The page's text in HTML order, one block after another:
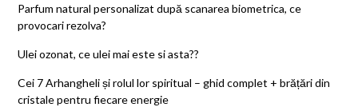
Parfum natural personalizat după scanarea biometrica, ce
provocari rezolva?
Ulei ozonat, ce ulei mai este si asta??
Cei 7 Arhangheli și rolul lor spiritual – ghid complet + brățări din
cristale pentru fiecare energie